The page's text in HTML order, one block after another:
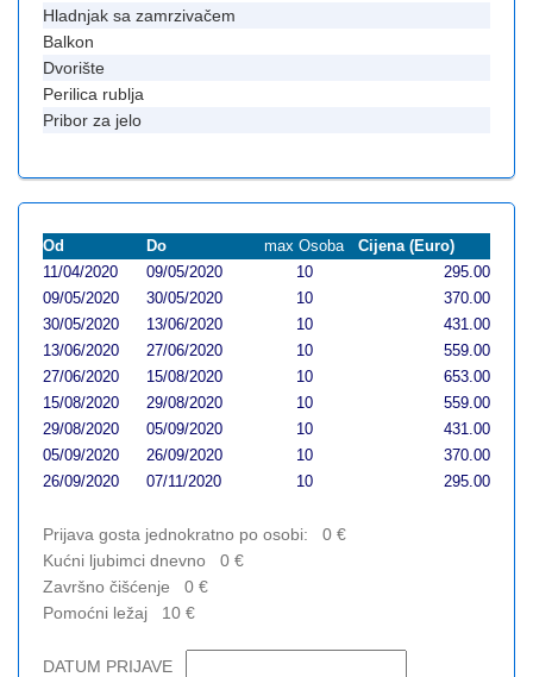
Hladnjak sa zamrzivačem
Balkon
Dvorište
Perilica rublja
Pribor za jelo
Od Do max Osoba
Cijena (Euro)
11/04/2020
09/05/2020 10
295.00
09/05/2020
30/05/2020 10
370.00
30/05/2020
13/06/2020 10
431.00
13/06/2020
27/06/2020 10
559.00
27/06/2020
15/08/2020 10
653.00
15/08/2020
29/08/2020 10
559.00
29/08/2020
05/09/2020 10
431.00
05/09/2020
26/09/2020 10
370.00
26/09/2020
07/11/2020 10 295.00
Prijava gosta jednokratno po osobi: 0 €
Kućni ljubimci dnevno
0 €
Završno čišćenje
0 €
Pomoćni ležaj
10 €
DATUM PRIJAVE